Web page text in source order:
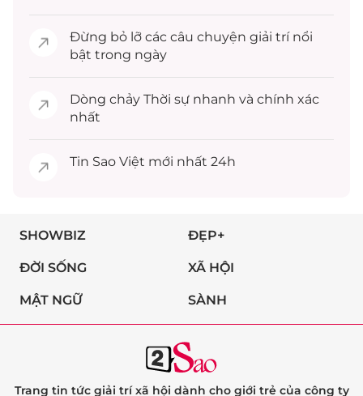
Đừng bỏ lỡ các câu chuyện giải trínổi
bật trong ngày
Dòng chảy Thời sự nhanh và chính xác
nhất
Tin Sao Việt mới nhất 24h
SHOWBIZ ĐẸP+
ĐỜI SỐNG XÃ HỘI
MẬT NGỮ SÀNH
Trang tin tức giải trí xã hội dành cho giới trẻ của công ty